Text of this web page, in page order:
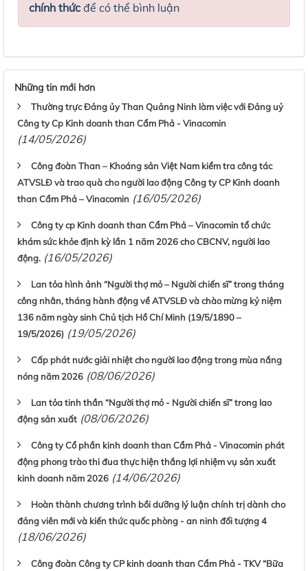
chính thức để có thể bình luận
Những tin mới hơn
Thường trực Đảng ủy Than Quảng Ninh làm việc với Đảng uỷ
Công ty Cp Kinh doanh than Cẩm Phả - Vinacomin
(14/05/2026)
Công đoàn Than – Khoáng sản Việt Nam kiểm tra công tác
ATVSLĐ và trao quà cho người lao động Công ty CP Kinh doanh
than Cẩm Phả – Vinacomin (16/05/2026)
Công ty cp Kinh doanh than Cẩm Phả – Vinacomin tổ chức
khám sức khỏe định kỳ lần 1 năm 2026 cho CBCNV, người lao
động. (16/05/2026)
Lan tỏa hình ảnh “Người thợ mỏ – Người chiến sĩ” trong tháng
công nhân, tháng hành động về ATVSLĐ và chào mừng kỷ niệm
136 năm ngày sinh Chủ tịch Hồ Chí Minh (19/5/1890 –
19/5/2026) (19/05/2026)
Cấp phát nước giải nhiệt cho người lao động trong mùa nắng
nóng năm 2026 (08/06/2026)
Lan tỏa tinh thần “Người thợ mỏ - Người chiến sĩ” trong lao
động sản xuất (08/06/2026)
Công ty Cổ phần kinh doanh than Cẩm Phả - Vinacomin phát
động phong trào thi đua thực hiện thắng lợi nhiệm vụ sản xuất
kinh doanh năm 2026 (14/06/2026)
Hoàn thành chương trình bồi dưỡng lý luận chính trị dành cho
đảng viên mới và kiến thức quốc phòng - an ninh đối tượng 4
(18/06/2026)
Công đoàn Công ty CP kinh doanh than Cẩm Phả - TKV “Bữa